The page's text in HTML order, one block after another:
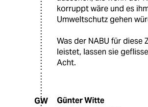
korruppt wäre und es
Umweltschutz gehen
Was der NABU für diese
leistet, lassen sie
Acht.
GW Günter Witte